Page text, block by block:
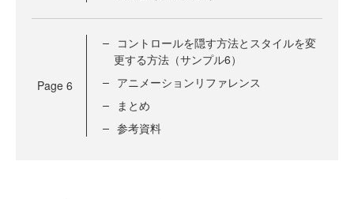
Page 6
コントロールを隠す方法とスタイルを変
更する方法（サンプル6）
アニメーションリファレンス
まとめ
参考資料